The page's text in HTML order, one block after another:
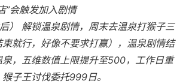
”会触发加入剧情
） 解锁温泉剧情，周末去温泉打猴子三
就行，好像不要求打赢），温泉剧情结
，五维数值上限提升至500，工作日重
子王讨伐委托999日。